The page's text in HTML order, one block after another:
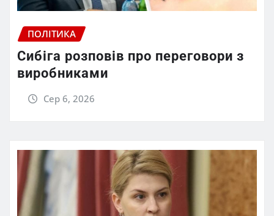
ПОЛІТИКА
Сибіга розповів про переговори з
виробниками
Сер 6, 2026